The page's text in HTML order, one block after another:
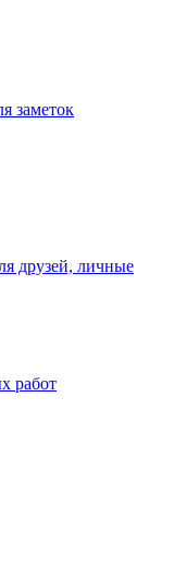
заметок
друзей, личные
работ